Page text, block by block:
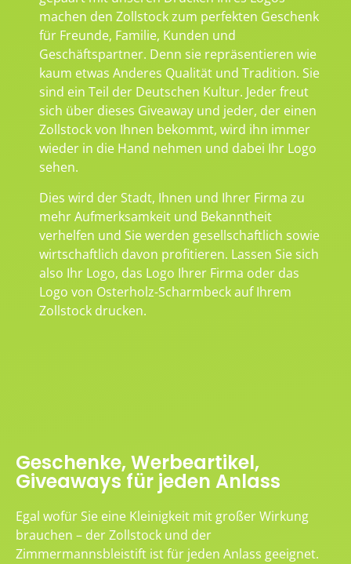
machen den Zollstock zum perfekten Geschenk
für Freunde, Familie, Kunden und
Geschäftspartner. Denn sie repräsentieren wie
kaum etwas Anderes Qualität und Tradition. Sie
sind ein Teil der Deutschen Kultur. Jeder freut
sich über dieses Giveaway und jeder, der einen
Zollstock von Ihnen bekommt, wird ihn immer
wieder in die Hand nehmen und dabei Ihr Logo
sehen.
Dies wird der Stadt, Ihnen und Ihrer Firma zu
mehr Aufmerksamkeit und Bekanntheit
verhelfen und Sie werden gesellschaftlich sowie
wirtschaftlich davon profitieren. Lassen Sie sich
also Ihr Logo, das Logo Ihrer Firma oder das
Logo von Osterholz-Scharmbeck auf Ihrem
Zollstock drucken.
Geschenke, Werbeartikel,
Giveaways für jeden Anlass
Egal wofür Sie eine Kleinigkeit mit großer Wirkung
brauchen – der Zollstock und der
Zimmermannsbleistift ist für jeden Anlass geeignet.